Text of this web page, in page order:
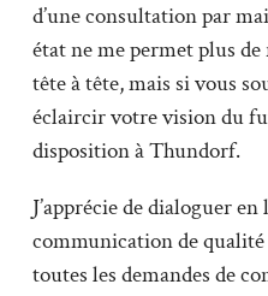
d’une consultation par
état ne me permet plus
tête à tête, mais si vous
éclaircir votre vision du
disposition à Thundorf.
J’apprécie de dialoguer
communication de
toutes les demandes de